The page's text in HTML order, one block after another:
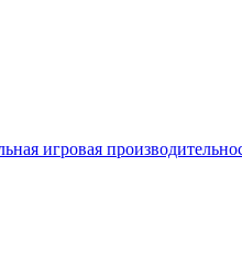
игровая